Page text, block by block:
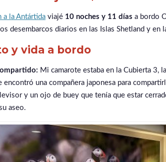
a la Antártida viajé 10 noches y 11 días a bordo
desembarcos diarios en las Islas Shetland y en
y vida a bordo
Mi camarote estaba en la Cubierta 3,
encontró una compañera japonesa para
y un ojo de buey que tenía que estar
aseo.